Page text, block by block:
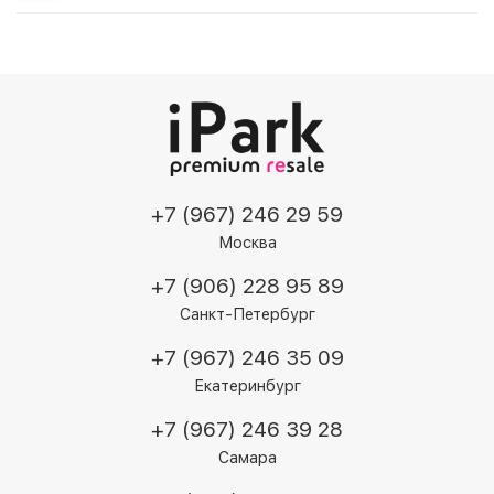
+7 (967) 246 29 59
Москва
+7 (906) 228 95 89
Санкт-Петербург
+7 (967) 246 35 09
Екатеринбург
+7 (967) 246 39 28
Самара